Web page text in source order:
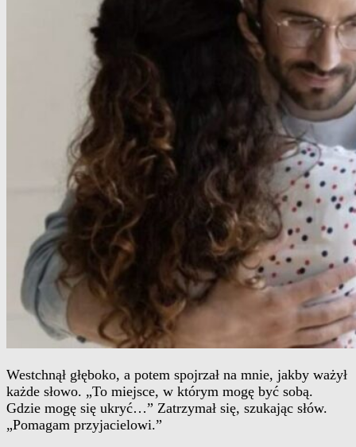
Westchnął głęboko, a potem spojrzał na mnie, jakby ważył
każde słowo. „To miejsce, w którym mogę być sobą.
Gdzie mogę się ukryć…” Zatrzymał się, szukając słów.
„Pomagam przyjacielowi.”